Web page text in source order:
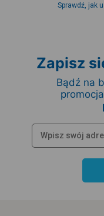
Sprawdź, jak
Zapisz
Bądź na